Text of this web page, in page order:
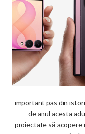
important pas din
de anul acesta
proiectate să acopere